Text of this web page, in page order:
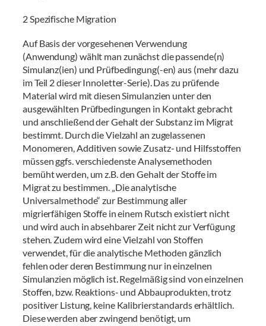
2 Spezifische Migration
Auf Basis der vorgesehenen Verwendung
(Anwendung) wählt man zunächst die passende(n)
Simulanz(ien) und Prüfbedingung(-en) aus (mehr dazu
im Teil 2 dieser Innoletter-Serie). Das zu prüfende
Material wird mit diesen Simulanzien unter den
ausgewählten Prüfbedingungen in Kontakt gebracht
und anschließend der Gehalt der Substanz im Migrat
bestimmt. Durch die Vielzahl an zugelassenen
Monomeren, Additiven sowie Zusatz- und Hilfsstoffen
müssen ggfs. verschiedenste Analysemethoden
bemüht werden, um z.B. den Gehalt der Stoffe im
Migrat zu bestimmen. „Die analytische
Universalmethode“ zur Bestimmung aller
migrierfähigen Stoffe in einem Rutsch existiert nicht
und wird auch in absehbarer Zeit nicht zur Verfügung
stehen. Zudem wird eine Vielzahl von Stoffen
verwendet, für die analytische Methoden gänzlich
fehlen oder deren Bestimmung nur in einzelnen
Simulanzien möglich ist. Regelmäßig sind von einzelnen
Stoffen, bzw. Reaktions- und Abbauprodukten, trotz
positiver Listung, keine Kalibrierstandards erhältlich.
Diese werden aber zwingend benötigt, um